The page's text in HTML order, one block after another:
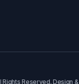
Rights Reserved. Design